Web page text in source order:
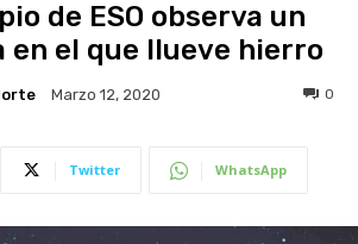
de ESO observa un
en el que llueve hierro
Marzo 12, 2020 0
Twitter WhatsApp